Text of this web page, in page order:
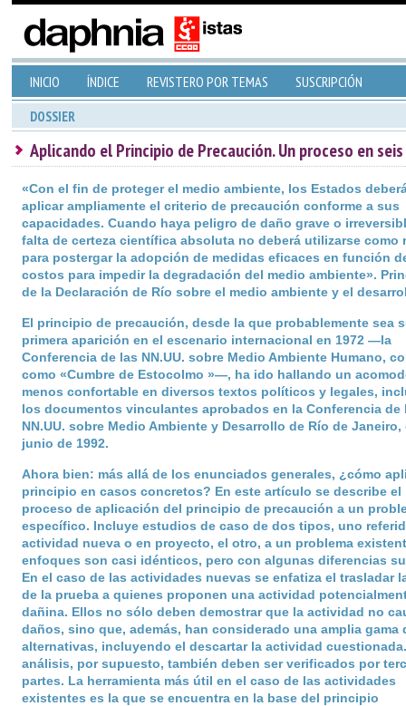
INICIO ÍNDICE REVISTERO POR TEMAS SUSCRIPCIÓN
DOSSIER
Aplicando el Principio de Precaución. Un proceso en
«Con el fin de proteger el medio ambiente, los Estados
aplicar ampliamente el criterio de precaución conforme a sus
capacidades. Cuando haya peligro de daño grave o
falta de certeza científica absoluta no deberá utilizarse como
para postergar la adopción de medidas eficaces en función
costos para impedir la degradación del medio ambiente».
de la Declaración de Río sobre el medio ambiente y el
El principio de precaución, desde la que probablemente sea
primera aparición en el escenario internacional en 1972 —la
Conferencia de las NN.UU. sobre Medio Ambiente Humano,
como «Cumbre de Estocolmo »—, ha ido hallando un
menos confortable en diversos textos políticos y legales,
los documentos vinculantes aprobados en la Conferencia de
NN.UU. sobre Medio Ambiente y Desarrollo de Río de Janeiro,
junio de 1992.
Ahora bien: más allá de los enunciados generales, ¿cómo
principio en casos concretos? En este artículo se describe el
proceso de aplicación del principio de precaución a un
específico. Incluye estudios de caso de dos tipos, uno
actividad nueva o en proyecto, el otro, a un problema
enfoques son casi idénticos, pero con algunas diferencias
En el caso de las actividades nuevas se enfatiza el trasladar
de la prueba a quienes proponen una actividad
dañina. Ellos no sólo deben demostrar que la actividad no
daños, sino que, además, han considerado una amplia gama
alternativas, incluyendo el descartar la actividad
análisis, por supuesto, también deben ser verificados por
partes. La herramienta más útil en el caso de las actividades
existentes es la que se encuentra en la base del principio